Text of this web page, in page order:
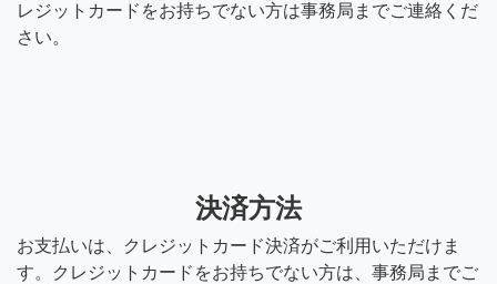
レジットカードをお持ちでない方は事務局までご連絡くだ
さい。
決済方法
お支払いは、クレジットカード決済がご利用いただけま
す。クレジットカードをお持ちでない方は、事務局までご